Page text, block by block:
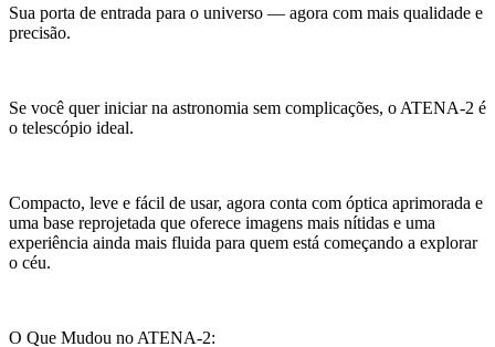
Sua porta de entrada para o universo — agora com mais qualidade e
precisão.
Se você quer iniciar na astronomia sem complicações, o ATENA-2 é
o telescópio ideal.
Compacto, leve e fácil de usar, agora conta com óptica aprimorada e
uma base reprojetada que oferece imagens mais nítidas e uma
experiência ainda mais fluida para quem está começando a explorar
o céu.
O Que Mudou no ATENA-2: